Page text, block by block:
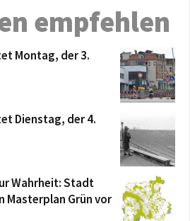
empfehlen
Montag, der 3.
Dienstag, der 4.
Wahrheit: Stadt
Masterplan Grün vor